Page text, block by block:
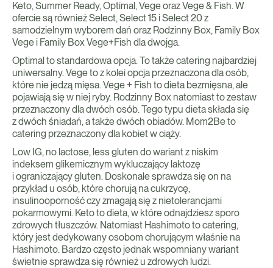
Keto, Summer Ready, Optimal, Vege oraz Vege & Fish. W
ofercie są również Select, Select 15 i Select 20 z
samodzielnym wyborem dań oraz Rodzinny Box, Family Box
Vege i Family Box Vege+Fish dla dwojga.
Optimal to standardowa opcja. To także catering najbardziej
uniwersalny. Vege to z kolei opcja przeznaczona dla osób,
które nie jedzą mięsa. Vege + Fish to dieta bezmięsna, ale
pojawiają się w niej ryby. Rodzinny Box natomiast to zestaw
przeznaczony dla dwóch osób. Tego typu dieta składa się
z dwóch śniadań, a także dwóch obiadów. Mom2Be to
catering przeznaczony dla kobiet w ciąży.
Low IG, no lactose, less gluten do wariant z niskim
indeksem glikemicznym wykluczający laktozę
i ograniczający gluten. Doskonale sprawdza się on na
przykład u osób, które chorują na cukrzycę,
insulinooporność czy zmagają się z nietolerancjami
pokarmowymi. Keto to dieta, w które odnajdziesz sporo
zdrowych tłuszczów. Natomiast Hashimoto to catering,
który jest dedykowany osobom chorującym właśnie na
Hashimoto. Bardzo często jednak wspomniany wariant
świetnie sprawdza się również u zdrowych ludzi.